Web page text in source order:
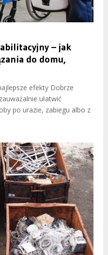
– jak
do domu,
efekty Dobrze
ułatwić
po urazie, zabiegu albo z